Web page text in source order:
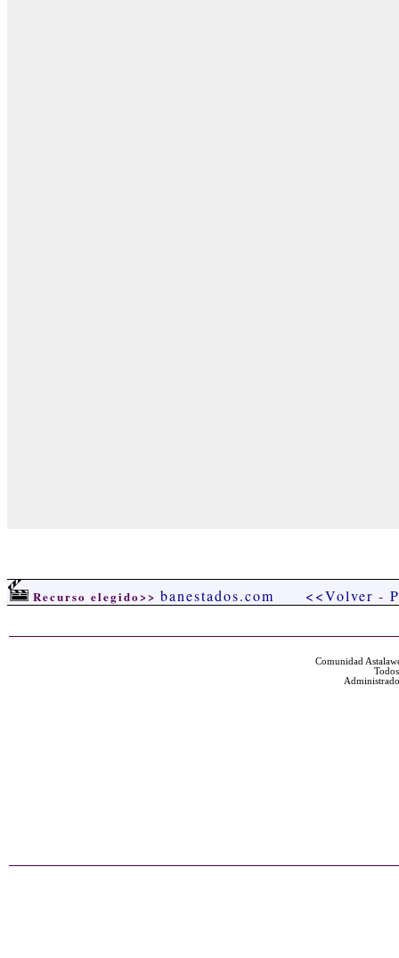
Recurso elegido>> banestados.com <<Volver -
Comunidad